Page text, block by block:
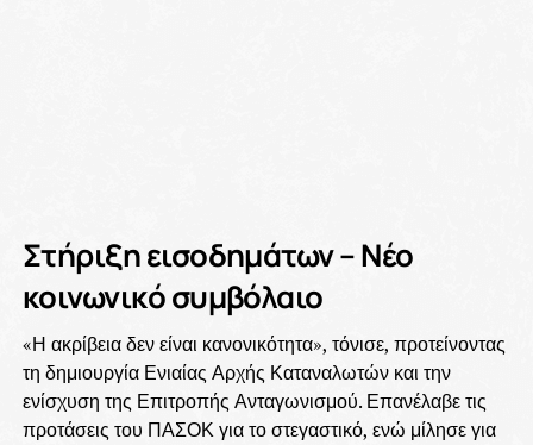
Στήριξη εισοδημάτων – Νέο
κοινωνικό συμβόλαιο
«Η ακρίβεια δεν είναι κανονικότητα», τόνισε, προτείνοντας
τη δημιουργία Ενιαίας Αρχής Καταναλωτών και την
ενίσχυση της Επιτροπής Ανταγωνισμού. Επανέλαβε τις
προτάσεις του ΠΑΣΟΚ για το στεγαστικό, ενώ μίλησε για